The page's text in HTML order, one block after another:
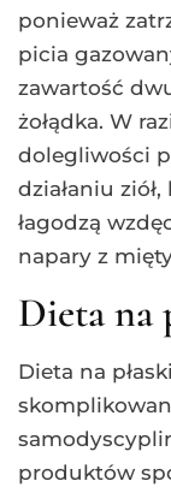
ponieważ
picia
zawartość
żołądka. W
dolegliwości
działaniu
łagodzą
napary z
Dieta na
Dieta na
produktów